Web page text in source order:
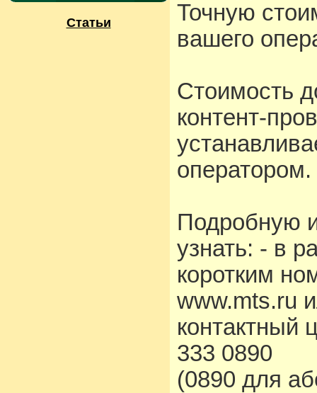
Статьи
Точную
вашего
Стоимость
контент-
оператором.
Подробную
узнать: - в
коротким
www.mts.ru
контактный
333 0890
(0890 для